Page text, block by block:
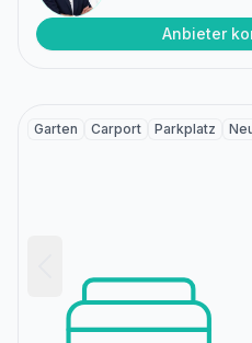
Anbieter
Garten Carport Parkplatz